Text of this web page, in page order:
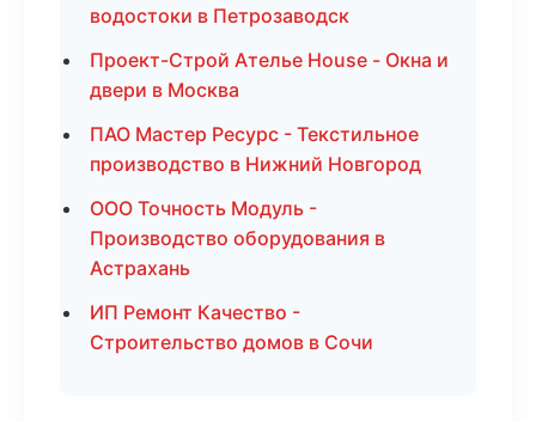
водостоки в Петрозаводск
Проект-Строй Ателье House - Окна и
двери в Москва
ПАО Мастер Ресурс - Текстильное
производство в Нижний Новгород
ООО Точность Модуль -
Производство оборудования в
Астрахань
ИП Ремонт Качество -
Строительство домов в Сочи